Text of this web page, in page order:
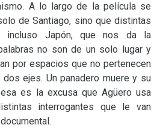
A lo largo de la película se
de Santiago, sino que distintas
incluso Japón, que nos da la
no son de un solo lugar y
por espacios que no pertenecen
ejes. Un panadero muere y su
es la excusa que Agüero usa
interrogantes que le van